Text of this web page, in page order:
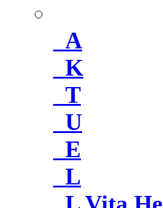
A
K
T
U
E
L